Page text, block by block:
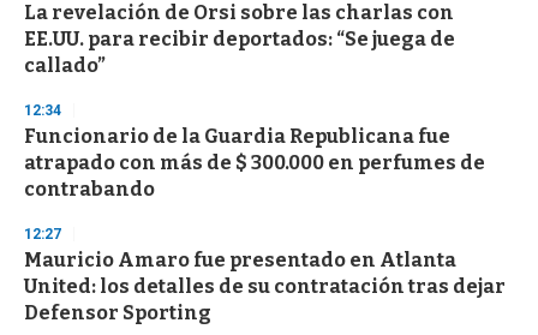
La revelación de Orsi sobre las charlas con
EE.UU. para recibir deportados: “Se juega de
callado”
12:34
Funcionario de la Guardia Republicana fue
atrapado con más de $ 300.000 en perfumes de
contrabando
12:27
Mauricio Amaro fue presentado en Atlanta
United: los detalles de su contratación tras dejar
Defensor Sporting